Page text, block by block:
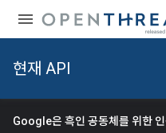
현재 API
Google은 흑인 공동체를 위한